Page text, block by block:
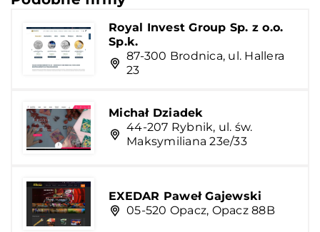
Royal Invest Group Sp. z o.o.
Sp.k.
87-300 Brodnica, ul. Hallera
23
Michał Dziadek
44-207 Rybnik, ul. św.
Maksymiliana 23e/33
EXEDAR Paweł Gajewski
05-520 Opacz, Opacz 88B